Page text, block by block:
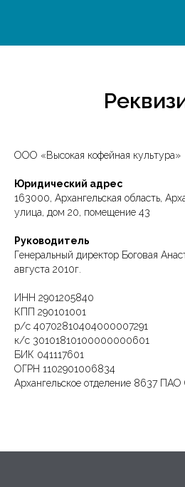
ООО «Высокая кофейная культура»
Юридический адрес
163000, Архангельская область,
улица, дом 20, помещение 43
Руководитель
Генеральный директор Боговая
августа 2010г.
ИНН 2901205840
КПП 290101001
р/с 40702810404000007291
к/с 30101810100000000601
БИК 041117601
ОГРН 1102901006834
Архангельское отделение 8637 ПАО